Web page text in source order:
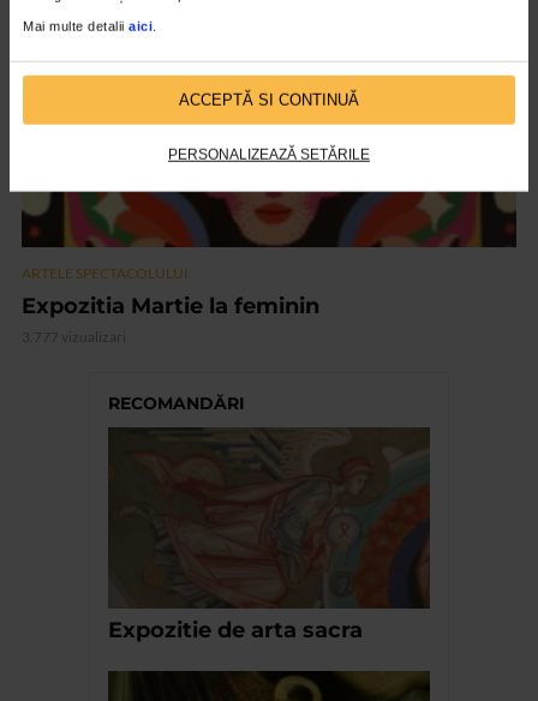
Mai multe detalii aici.
ACCEPTĂ SI CONTINUĂ
PERSONALIZEAZĂ SETĂRILE
ARTELE SPECTACOLULUI
Expozitia Martie la feminin
3.777 vizualizari
RECOMANDĂRI
Expozitie de arta sacra